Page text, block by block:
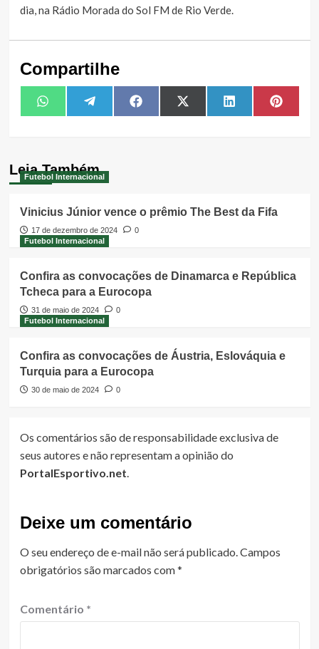
dia, na Rádio Morada do Sol FM de Rio Verde.
Compartilhe
Share
on
WhatsAppShare
on
TelegramShare
on
FacebookShare
on
X
(Twitter)
Share
on
LinkedIn Share
on
Leia Também
Futebol Internacional
Vinicius Júnior vence o prêmio The Best da Fifa
17 de dezembro de 2024
0
Futebol Internacional
Confira as convocações de Dinamarca e República
Tcheca para a Eurocopa
31 de maio de 2024
0
Futebol Internacional
Confira as convocações de Áustria, Eslováquia e
Turquia para a Eurocopa
30 de maio de 2024 0
Os comentários são de responsabilidade exclusiva de
seus autores e não representam a opinião do
PortalEsportivo.net.
Deixe um comentário
O seu endereço de e-mail não será publicado.Campos
obrigatórios são marcados com*
Comentário *